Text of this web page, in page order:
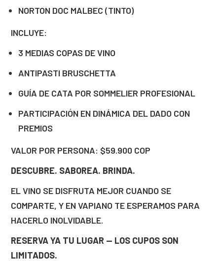
NORTON DOC MALBEC (TINTO)
INCLUYE:
3 MEDIAS COPAS DE VINO
ANTIPASTI BRUSCHETTA
GUÍA DE CATA POR SOMMELIER PROFESIONAL
PARTICIPACIÓN EN DINÁMICA DEL DADO CON
PREMIOS
VALOR POR PERSONA: $59.900 COP
DESCUBRE. SABOREA. BRINDA.
EL VINO SE DISFRUTA MEJOR CUANDO SE
COMPARTE, Y EN VAPIANO TE ESPERAMOS PARA
HACERLO INOLVIDABLE.
RESERVA YA TU LUGAR — LOS CUPOS SON
LIMITADOS.